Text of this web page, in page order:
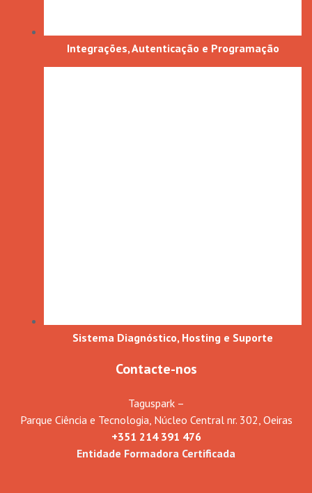
Integrações, Autenticação e Programação
Sistema Diagnóstico, Hosting e Suporte
Contacte-nos
Taguspark –
Parque Ciência e Tecnologia, Núcleo Central nr. 302, Oeiras
+351 214 391 476
Entidade Formadora Certificada